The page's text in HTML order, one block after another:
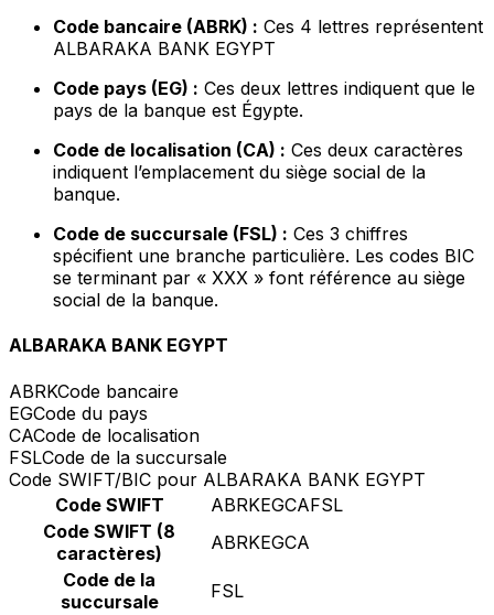
Code bancaire (ABRK) : Ces 4 lettres représentent
ALBARAKA BANK EGYPT
Code pays (EG) : Ces deux lettres indiquent que le
pays de la banque est Égypte.
Code de localisation (CA) : Ces deux caractères
indiquent l’emplacement du siège social de la
banque.
Code de succursale (FSL) : Ces 3 chiffres
spécifient une branche particulière. Les codes BIC
se terminant par « XXX » font référence au siège
social de la banque.
ALBARAKA BANK EGYPT
ABRKCode bancaire
EGCode du pays
CACode de localisation
FSLCode de la succursale
Code SWIFT/BIC pour ALBARAKA BANK EGYPT
Code SWIFT
ABRKEGCAFSL
Code SWIFT (8
caractères)
ABRKEGCA
Code de la
succursale
FSL